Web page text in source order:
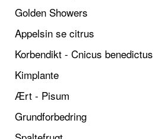
Golden Showers
Appelsin se citrus
Korbendikt - Cnicus benedictus
Kimplante
Ært - Pisum
Grundforbedring